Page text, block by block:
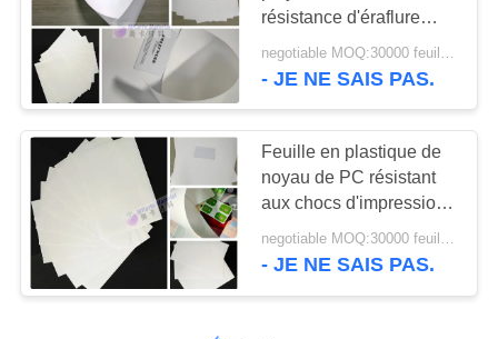
résistance d'éraflure
pour la production de
carte PC
negotiable MOQ:30000 feuilles ou 2 tonnes
- JE NE SAIS PAS.
Feuille en plastique de
noyau de PC résistant
aux chocs d'impression
offset pour la carte de
plastique de PC
negotiable MOQ:30000 feuilles ou 2 tonnes
- JE NE SAIS PAS.